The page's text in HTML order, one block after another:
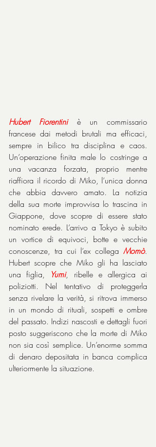
Hubert Fiorentini è un commissario
francese dai metodi brutali ma efficaci,
sempre in bilico tra disciplina e caos.
Un’operazione finita male lo costringe a
una vacanza forzata, proprio mentre
riaffiora il ricordo di Miko, l’unica donna
che abbia davvero amato. La notizia
della sua morte improvvisa lo trascina in
Giappone, dove scopre di essere stato
nominato erede. L’arrivo a Tokyo è subito
un vortice di equivoci, botte e vecchie
conoscenze, tra cui l’ex collega Momò.
Hubert scopre che Miko gli ha lasciato
una figlia,
Yumi, ribelle e allergica ai
poliziotti. Nel tentativo di proteggerla
senza rivelare la verità, si ritrova immerso
in un mondo di rituali, sospetti e ombre
del passato. Indizi nascosti e dettagli fuori
posto suggeriscono che la morte di Miko
non sia così semplice. Un’enorme somma
di denaro depositata in banca complica
ulteriormente la situazione.